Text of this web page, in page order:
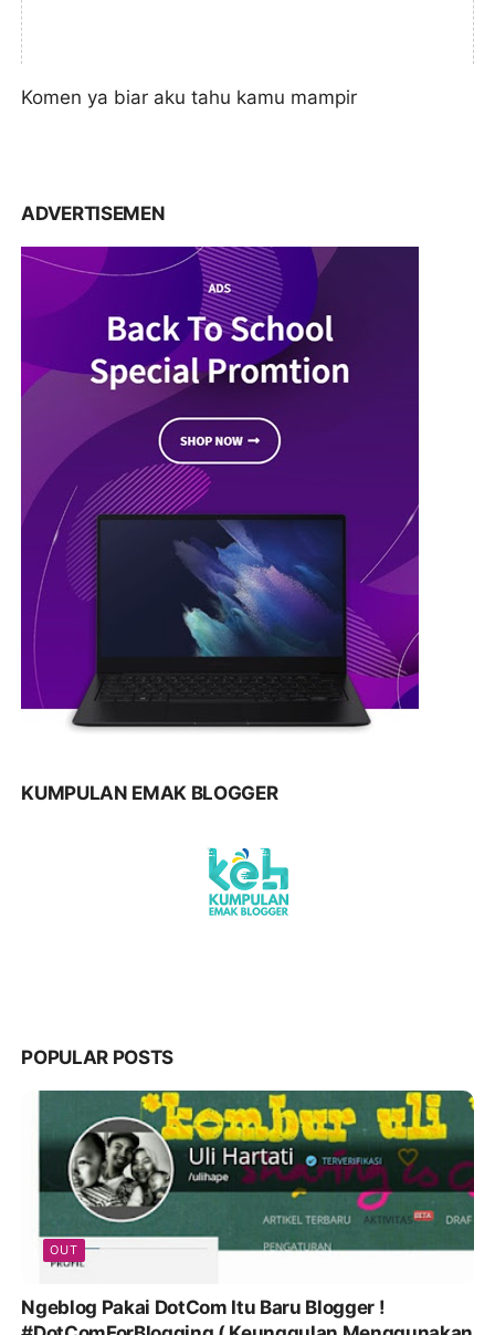
Komen ya biar aku tahu kamu mampir
ADVERTISEMEN
KUMPULAN EMAK BLOGGER
POPULAR POSTS
OUT
Ngeblog Pakai DotCom Itu Baru Blogger !